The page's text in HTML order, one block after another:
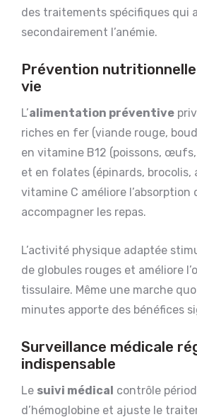
des traitements spécifiques qui
secondairement l’anémie.
Prévention
vie
L’alimentation préventive
riches en fer (viande rouge,
en vitamine B12 (poissons,
et en folates (épinards, brocolis,
vitamine C améliore
accompagner les repas.
L’activité physique adaptée
de globules rouges et améliore
tissulaire. Même une marche
minutes apporte des bénéfices
Surveillance médicale
indispensable
Le suivi médical contrôle
d’hémoglobine et ajuste le